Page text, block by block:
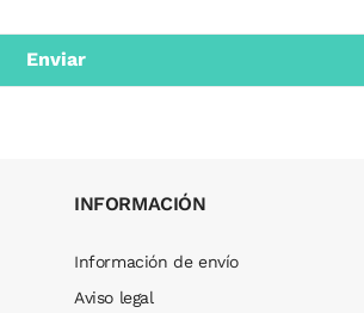
INFORMACIÓN
Información de envío
Aviso legal